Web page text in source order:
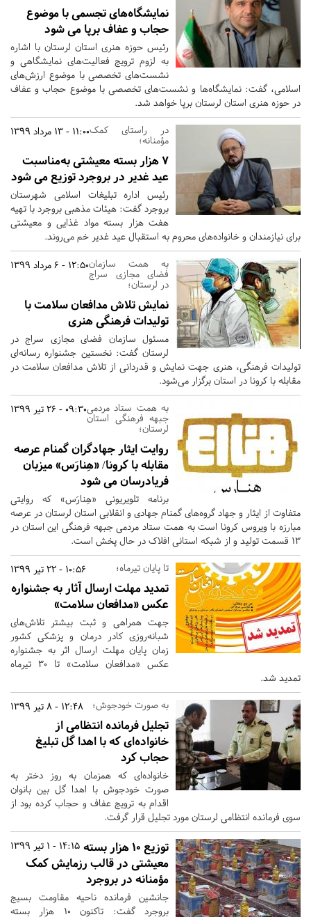
نمایشگاه‌های تجسمی با موضوع
حجاب و عفاف برپا می شود
رئیس حوزه هنری استان لرستان با اشاره
به لزوم ترویج فعالیت‌های نمایشگاهی و
نشست‌های تخصصی با موضوع ارزش‌های
اسلامی، گفت: نمایشگاه‌ها و نشست‌های تخصصی با موضوع حجاب و عفاف
در حوزه هنری استان لرستان برپا خواهد شد.
11:00 - 13 مرداد 1399در راستای کمک
مؤمنانه؛
۷ هزار بسته معیشتی به‌مناسبت
عید غدیر در بروجرد توزیع می شود
رئیس اداره تبلیغات اسلامی شهرستان
بروجرد گفت: هیئات مذهبی بروجرد با تهیه
هفت هزار بسته مواد غذایی و معیشتی
برای نیازمندان و خانواده‌های محروم به استقبال عید غدیر خم می‌روند.
12:50 - 6 مرداد 1399به همت سازمان
فضای مجازی سراج
در لرستان؛
نمایش تلاش مدافعان سلامت با
تولیدات فرهنگی هنری
مسئول سازمان فضای مجازی سراج در
لرستان گفت: نخستین جشنواره رسانه‌ای
تولیدات فرهنگی، هنری جهت نمایش و قدردانی از تلاش مدافعان سلامت در
مقابله با کرونا در استان برگزار می‌شود.
09:30 - 26 تیر 1399به همت ستاد مردمی
جبهه فرهنگی استان
لرستان؛
روایت ایثار جهادگران گمنام عرصه
مقابله با کرونا/ «هِنارَس» میزبان
فریادرسان می شود
برنامه تلویریونی «هِنارَس» که روایتی
متفاوت از ایثار و جهاد گروه‌های گمنام جهادی و انقلابی استان لرستان در عرصه
مبارزه با ویروس کرونا است به همت ستاد مردمی جبهه فرهنگی این استان در
13 قسمت تولید و از شبکه استانی افلاک در حال پخش است.
10:56 - 22 تیر 1399 تا پایان تیرماه؛
تمدید مهلت ارسال آثار به جشنواره
عکس «مدافعان سلامت»
جهت همراهی و ثبت بیشتر تلاش‌های
شبانه‌روزی کادر درمان و پزشکی کشور
زمان پایان مهلت ارسال اثر به جشنواره
عکس «مدافعان سلامت» تا ۳۰ تیرماه
تمدید شد.
12:48 - 8 تیر 1399 به صورت خودجوش؛
تجلیل فرمانده انتظامی از
خانواده‌ای که با اهدا گل تبلیغ
حجاب کرد
خانواده‌ای که همزمان به روز دختر به
صورت خودجوش با اهدا گل بین بانوان
اقدام به ترویج عفاف و حجاب کرده بود از
سوی فرمانده انتظامی لرستان مورد تجلیل قرار گرفت.
14:15 - 1 تیر 1399 توزیع ۱۰ هزار بسته
معیشتی در قالب رزمایش کمک
مؤمنانه در بروجرد
جانشین فرمانده ناحیه مقاومت بسیج
بروجرد گفت: تاکنون ۱۰ هزار بسته